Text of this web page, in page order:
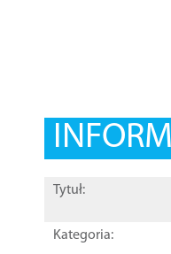
Tytuł:
Kategoria: